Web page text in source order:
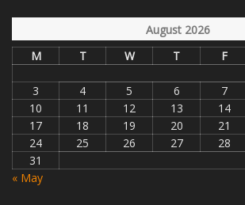
August 2026
M
T W T F
3
4 5 6 7
10
11 12 13 14
17
18 19 20 21
24
25 26 27 28
31
« May